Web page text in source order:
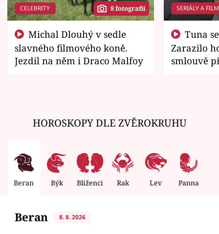
CELEBRITY 8 fotografií
slavného filmového koně.
Jezdil na něm i Draco Malfoy
SERIÁLY A
Zarazilo
smlouvě
HOROSKOPY DLE ZVĚROKRUHU
Beran Býk Blíženci Rak Lev Panna
Beran 8. 8. 2026